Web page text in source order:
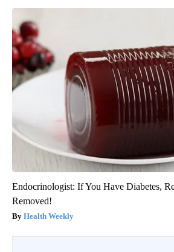
Endocrinologist: If You Have Diabetes,
Removed!
Health Weekly